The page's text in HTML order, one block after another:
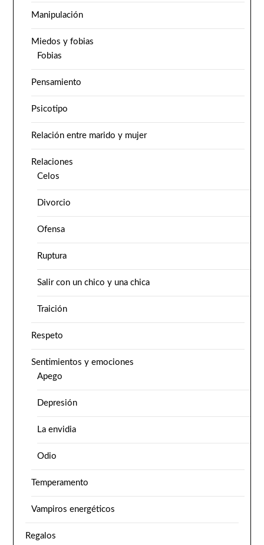
Manipulación
Miedos y fobias
Fobias
Pensamiento
Psicotipo
Relación entre marido y mujer
Relaciones
Celos
Divorcio
Ofensa
Ruptura
Salir con un chico y una chica
Traición
Respeto
Sentimientos y emociones
Apego
Depresión
La envidia
Odio
Temperamento
Vampiros energéticos
Regalos